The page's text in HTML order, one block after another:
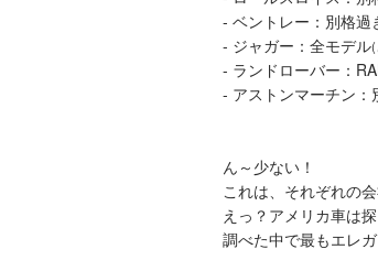
- ベントレー：別格過
- ジャガー：全モデル(
- ランドローバー：
- アストンマーチン：
ん～少ない！
これは、それぞれの
えっ？アメリカ車は
調べた中で最もエレ